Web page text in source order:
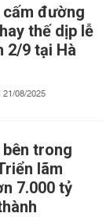
đường
thế dịp lễ
2/9 tại Hà
21/08/2025
trong
lãm
7.000 tỷ